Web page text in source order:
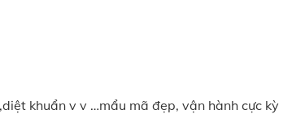
khuẩn v v …mẩu mã đẹp, vận hành cực kỳ